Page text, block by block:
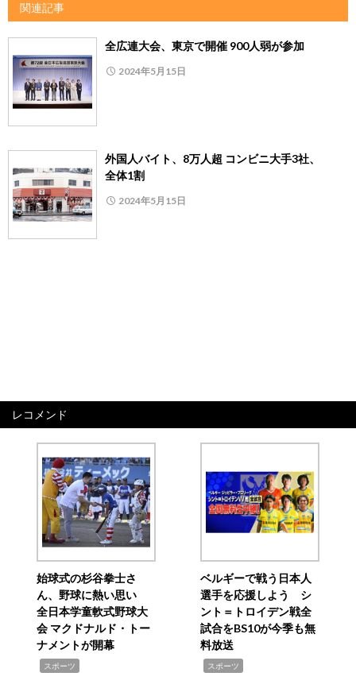
関連記事
全広連大会、東京で開催 900人弱が参加
2024年5月15日
外国人バイト、8万人超 コンビニ大手3社、
全体1割
2024年5月15日
レコメンド
始球式の杉谷拳士さ
ん、野球に熱い思い
全日本学童軟式野球大
会 マクドナルド・トー
ナメントが開幕
スポーツ
ベルギーで戦う日本人
選手を応援しよう シ
ント＝トロイデン戦全
試合をBS10が今季も無
料放送
スポーツ